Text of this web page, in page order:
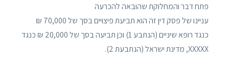
פתח דבר והמחלוקת שהובאה להכרעה
עניינו של פסק דין זה הוא תביעת פיצויים בסך של 70,000 ₪
כנגד רופא שיניים (הנתבע 1) וכן תביעה בסך של 20,000 ₪ כנגד
XXXXX, מדינת ישראל (הנתבעת 2).